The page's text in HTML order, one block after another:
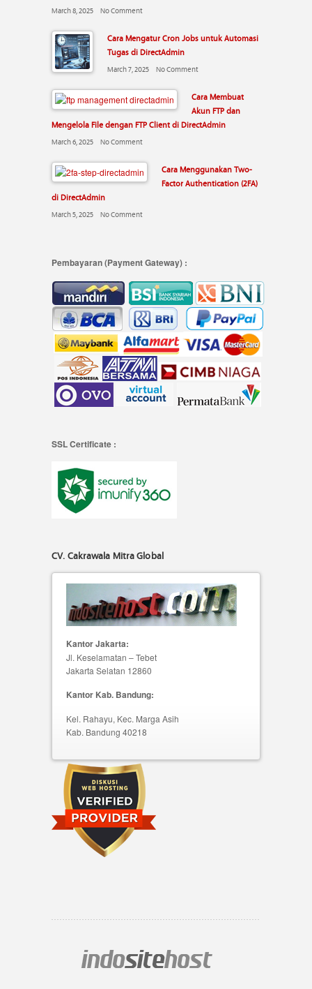
March 8, 2025 No Comment
Cara Mengatur Cron Jobs untuk Automasi
Tugas di DirectAdmin
March 7, 2025 No Comment
Cara Membuat
Akun FTP dan
Mengelola File dengan FTP Client di DirectAdmin
March 6, 2025 No Comment
Cara Menggunakan Two-
Factor Authentication (2FA)
di DirectAdmin
March 5, 2025 No Comment
Pembayaran (Payment Gateway) :
SSL Certificate :
CV. Cakrawala Mitra Global
Kantor Jakarta:
Jl. Keselamatan – Tebet
Jakarta Selatan 12860
Kantor Kab. Bandung:
Kel. Rahayu, Kec. Marga Asih
Kab. Bandung 40218